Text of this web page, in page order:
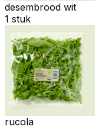
desembrood wit
1 stuk
rucola